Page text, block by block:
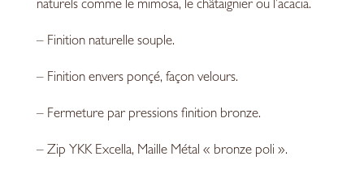
naturels comme le mimosa, le châtaignier ou l’acacia.
– Finition naturelle souple.
– Finition envers ponçé, façon velours.
– Fermeture par pressions finition bronze.
– Zip YKK Excella, Maille Métal « bronze poli ».